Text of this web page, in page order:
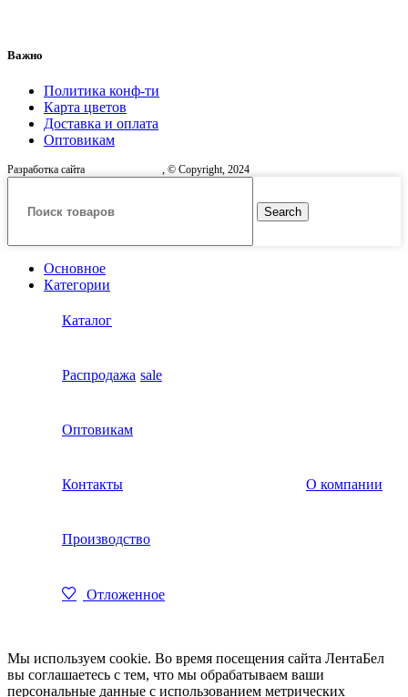
Важно
Политика конф-ти
Карта цветов
Доставка и оплата
Оптовикам
Разработка сайта , © Copyright, 2024
Search
Основное
Категории
Каталог
Распродажа sale
Оптовикам
Контакты О компании
Производство
Отложенное
Мы используем cookie. Во время посещения сайта ЛентаБел
вы соглашаетесь с тем, что мы обрабатываем ваши
персональные данные с использованием метрических